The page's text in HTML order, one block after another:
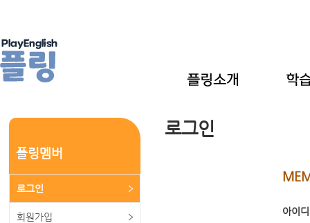
플링멤버
로그인
회원가입
로그인
아이디